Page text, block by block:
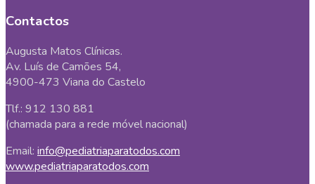
Contactos
Augusta Matos Clínicas.
Av. Luís de Camões 54,
4900-473 Viana do Castelo
Tlf.: 912 130 881
(chamada para a rede móvel nacional)
Email: info@pediatriaparatodos.com
www.pediatriaparatodos.com